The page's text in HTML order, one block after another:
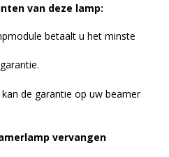
van deze lamp:
betaalt u het minste
de garantie op uw beamer
vervangen